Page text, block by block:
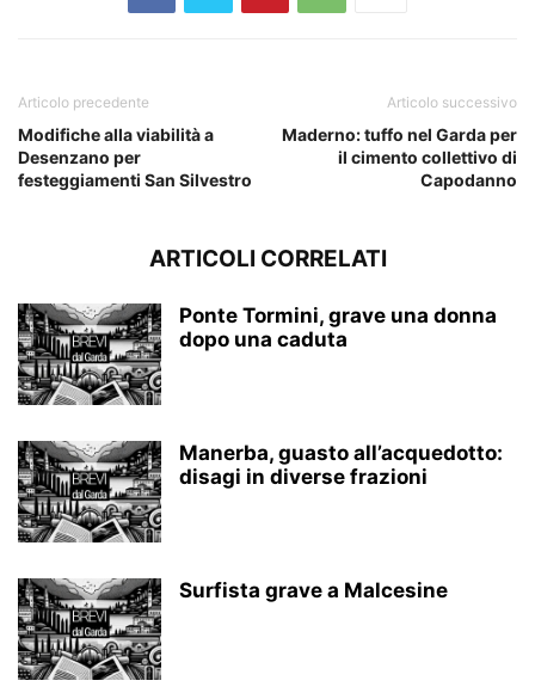
Articolo precedente
Modifiche alla viabilità a
Desenzano per
festeggiamenti San Silvestro
Articolo successivo
Maderno: tuffo nel Garda per
il cimento collettivo di
Capodanno
ARTICOLI CORRELATI
Ponte Tormini, grave una donna
dopo una caduta
Manerba, guasto all’acquedotto:
disagi in diverse frazioni
Surfista grave a Malcesine